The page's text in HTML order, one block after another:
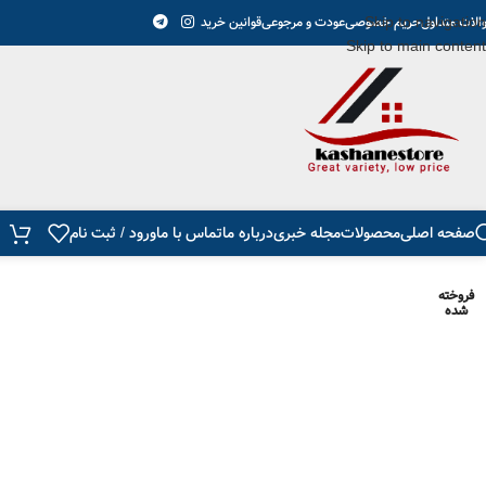
Skip to navigation
Skip to main content
متداولحریم خصوصیعودت و مرجوعیقوانین خرید
صفحه اصلیمحصولاتمجله خبریدرباره ماتماس با ماورود / ثبت نام
فروخته
شده